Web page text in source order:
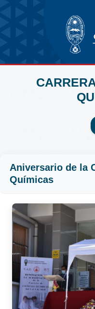
Aniversario de la
Químicas